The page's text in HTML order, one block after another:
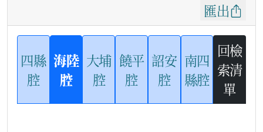
匯出
四縣
腔
海陸
腔
大埔
腔
饒平
腔
詔安
腔
南四
縣腔
回檢
索清
單